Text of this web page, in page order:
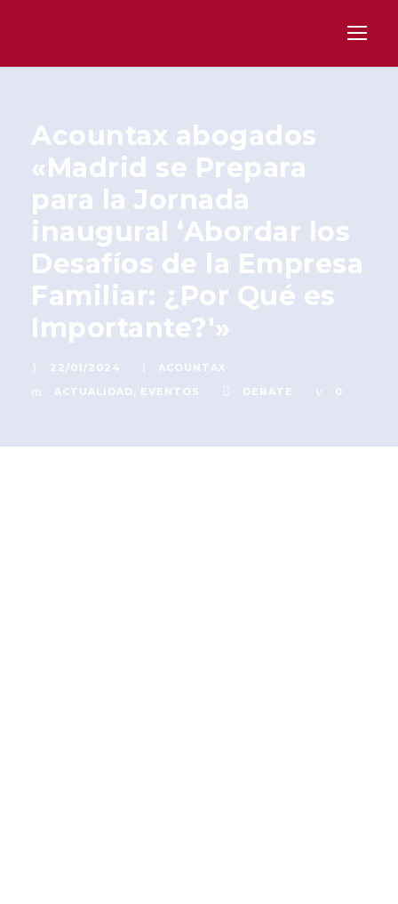
Acountax abogados
«Madrid se Prepara
para la Jornada
inaugural ‘Abordar los
Desafíos de la Empresa
Familiar: ¿Por Qué es
Importante?'»
22/01/2024
ACOUNTAX
ACTUALIDAD , EVENTOS DEBATE 0